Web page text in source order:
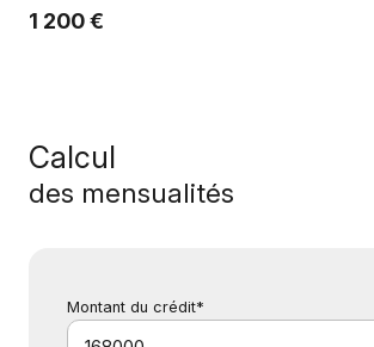
1 200 €
Calcul
des mensualités
Montant du crédit*